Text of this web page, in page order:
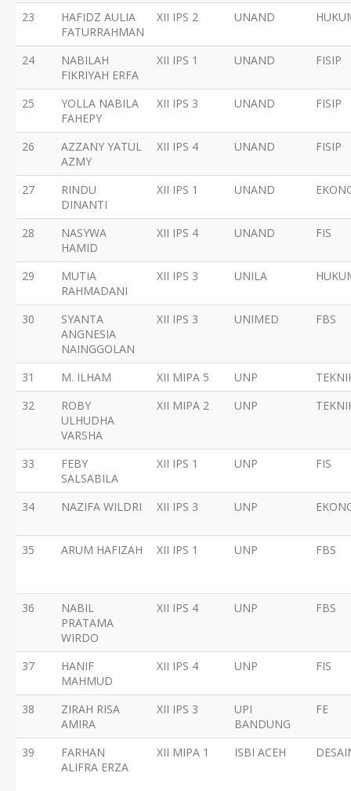
23
HAFIDZ AULIA
FATURRAHMAN
XII IPS 2 UNAND
24
NABILAH
FIKRIYAH ERFA
XII IPS 1 UNAND FISIP
25
YOLLA NABILA
FAHEPY
XII IPS 3 UNAND FISIP
26
AZZANY YATUL
AZMY
XII IPS 4 UNAND FISIP
27
RINDU
DINANTI
XII IPS 1 UNAND
28
NASYWA
HAMID
XII IPS 4 UNAND FIS
29
MUTIA
RAHMADANI
XII IPS 3 UNILA
30
SYANTA
ANGNESIA
NAINGGOLAN
XII IPS 3 UNIMED FBS
31 M. ILHAM XII MIPA 5 UNP
32
ROBY
ULHUDHA
VARSHA
XII MIPA 2 UNP
33
FEBY
SALSABILA
XII IPS 1 UNP FIS
34 NAZIFA WILDRI XII IPS 3 UNP
35 ARUM HAFIZAH XII IPS 1 UNP FBS
36
NABIL
PRATAMA
WIRDO
XII IPS 4 UNP FBS
37
HANIF
MAHMUD
XII IPS 4 UNP FIS
38
ZIRAH RISA
AMIRA
XII IPS 3
UPI
BANDUNG
FE
39
FARHAN
ALIFRA ERZA
XII MIPA 1 ISBI ACEH